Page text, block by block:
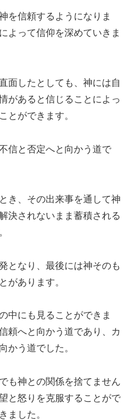
を信頼するようになりま
よって信仰を深めていきま
面したとしても、神には自
があると信じることによっ
とができます。
信と否定へと向かう道で
き、その出来事を通して神
決されないまま蓄積される
となり、最後には神そのも
があります。
中にも見ることができま
頼へと向かう道であり、カ
かう道でした。
も神との関係を捨てません
と怒りを克服することがで
ました。